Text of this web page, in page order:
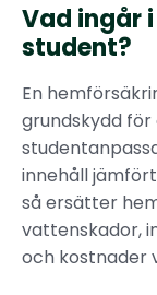
Vad ingår
student?
En
grundskydd för
innehåll
så ersätter
vattenskador,
och kostnader